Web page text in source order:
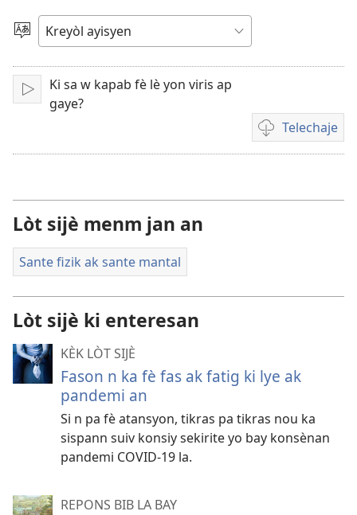
videyo
a
Chwazi
lang
Fè
Ki sa w kapab fè lè yon viris ap
gaye?
Telechaje
Opsyon
pou
Lòt sijè menm jan an
Sante fizik ak sante mantal
Lòt sijè ki enteresan
KÈK LÒT SIJÈ
Fason n ka fè fas ak fatig ki lye ak
pandemi an
Si n pa fè atansyon, tikras pa tikras nou ka
sispann suiv konsiy sekirite yo bay konsènan
pandemi COVID-19 la.
REPONS BIB LA BAY